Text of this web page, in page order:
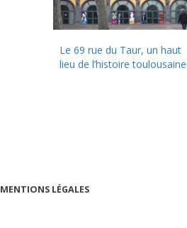
Le 69 rue du Taur, un haut
lieu de l’histoire toulousaine
MENTIONS LÉGALES